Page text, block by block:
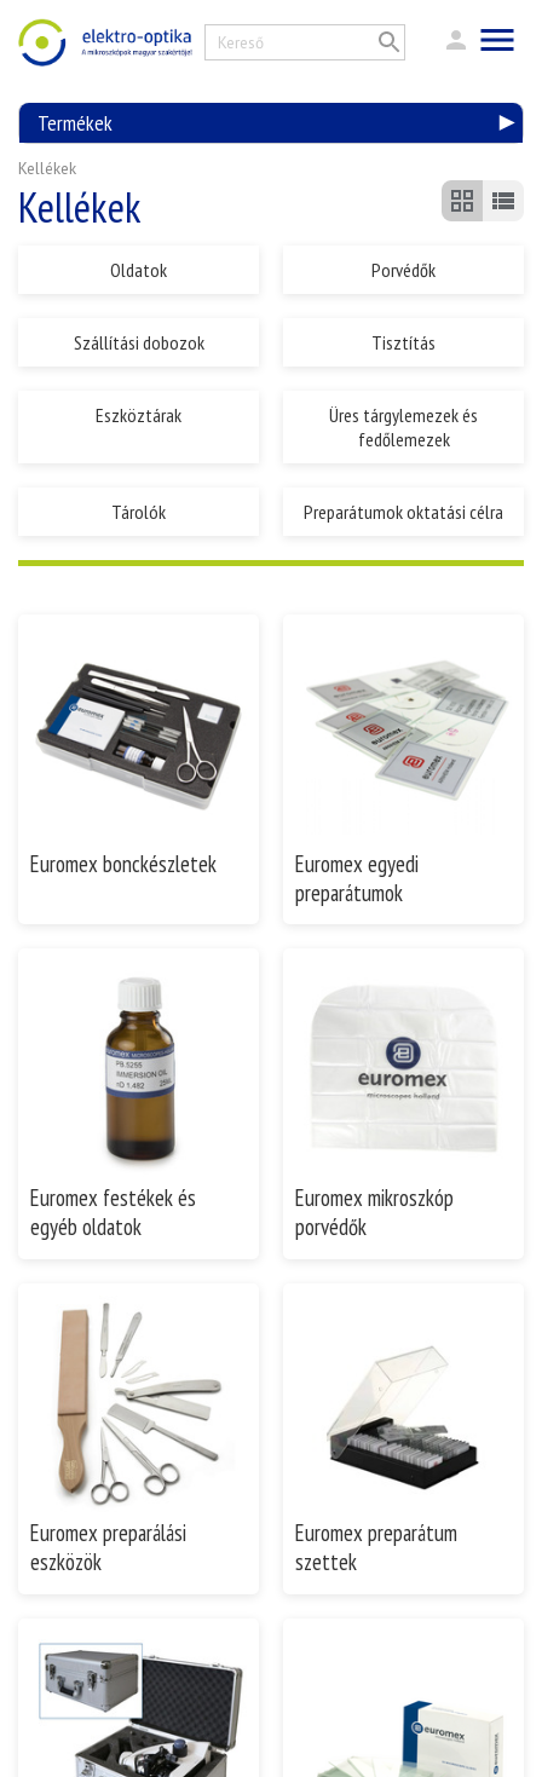
Termékek
Kellékek
Kellékek
Oldatok Porvédők
Szállítási dobozok Tisztítás
Eszköztárak
Üres tárgylemezek és
fedőlemezek
Tárolók Preparátumok oktatási célra
Euromex bonckészletek
Euromex egyedi
preparátumok
Euromex festékek és
egyéb oldatok
Euromex mikroszkóp
porvédők
Euromex preparálási
eszközök
Euromex preparátum
szettek